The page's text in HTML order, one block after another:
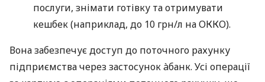
послуги, знімати готівку та отримувати
кешбек (наприклад, до 10 грн/л на ОККО).
Вона забезпечує доступ до поточного рахунку
підприємства через застосунок àбанк. Усі операції